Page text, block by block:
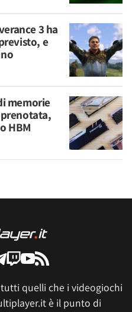
3 ha
e
memorie
HBM
quelli che i videogiochi
è il punto di